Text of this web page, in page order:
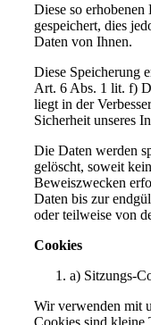
Diese so
gespeichert, dies
Daten von Ihnen.
Diese Speicherung
Art. 6 Abs. 1 lit. f)
liegt in der
Sicherheit unseres
Die Daten werden
gelöscht, soweit
Beweiszwecken
Daten bis zur
oder teilweise von
Cookies
a) Sitzungs-
Wir verwenden mit
Cookies sind kleine